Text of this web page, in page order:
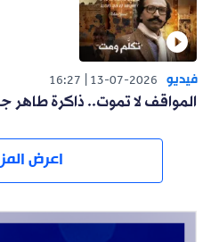
فيديو 13-07-2026
16:27
المواقف لا تموت.. ذاكرة
اعرض